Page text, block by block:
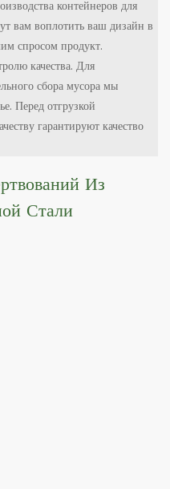
контейнеров для
вам воплотить ваш дизайн в
спросом продукт.
качества. Для
сбора мусора мы
Перед отгрузкой
гарантируют качество
Из
Стали